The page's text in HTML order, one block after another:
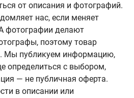
от описания и фотографий.
нас, если меняет
фотографии делают
поэтому товар
Мы публикуем информацию,
определиться с выбором,
— не публичная оферта.
в описании или